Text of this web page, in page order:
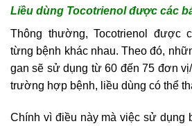
Liều dùng Tocotrienol được các
Thông thường, Tocotrienol được
từng bệnh khác nhau. Theo đó,
gan sẽ sử dụng từ 60 đến 75 đơn
trường hợp bệnh, liều dùng có thể
Chính vì điều này mà việc sử dụng